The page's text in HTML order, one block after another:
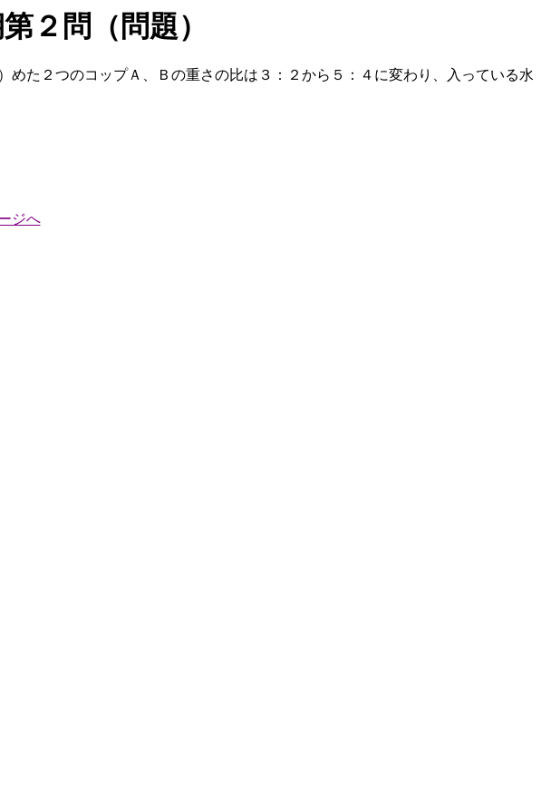
２問（問題）
た２つのコップＡ、Ｂの重さの比は３：２から５：４に変わり、入っている水
ジへ